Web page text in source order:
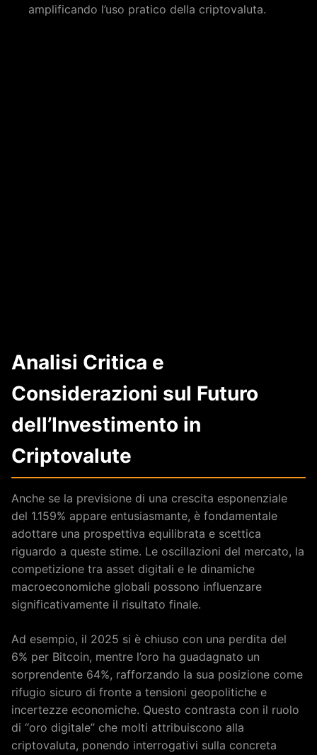
amplificando l’uso pratico della criptovaluta.
Analisi Critica e
Considerazioni sul Futuro
dell’Investimento in
Criptovalute
Anche se la previsione di una crescita esponenziale
del 1.159% appare entusiasmante, è fondamentale
adottare una prospettiva equilibrata e scettica
riguardo a queste stime. Le oscillazioni del mercato, la
competizione tra asset digitali e le dinamiche
macroeconomiche globali possono influenzare
significativamente il risultato finale.
Ad esempio, il 2025 si è chiuso con una perdita del
6% per Bitcoin, mentre l’oro ha guadagnato un
sorprendente 64%, rafforzando la sua posizione come
rifugio sicuro di fronte a tensioni geopolitiche e
incertezze economiche. Questo contrasta con il ruolo
di “oro digitale” che molti attribuiscono alla
criptovaluta, ponendo interrogativi sulla concreta